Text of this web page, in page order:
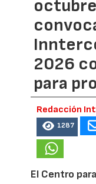
2026
para
Redacción
1287
El Centro